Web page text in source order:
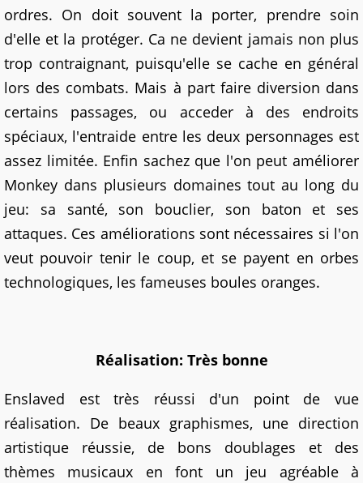
ordres. On doit souvent la porter, prendre soin
d'elle et la protéger. Ca ne devient jamais non plus
trop contraignant, puisqu'elle se cache en général
lors des combats. Mais à part faire diversion dans
certains passages, ou acceder à des endroits
spéciaux, l'entraide entre les deux personnages est
assez limitée. Enfin sachez que l'on peut améliorer
Monkey dans plusieurs domaines tout au long du
jeu: sa santé, son bouclier, son baton et ses
attaques. Ces améliorations sont nécessaires si l'on
veut pouvoir tenir le coup, et se payent en orbes
technologiques, les fameuses boules oranges.
Réalisation: Très bonne
Enslaved est très réussi d'un point de vue
réalisation. De beaux graphismes, une direction
artistique réussie, de bons doublages et des
thèmes musicaux en font un jeu agréable à